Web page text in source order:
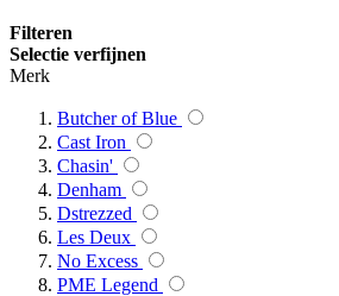
Filteren
Selectie verfijnen
Merk
Butcher of Blue
Cast Iron
Chasin'
Denham
Dstrezzed
Les Deux
No Excess
PME Legend